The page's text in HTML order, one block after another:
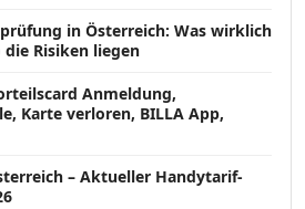
in Österreich: Was wirklich
Risiken liegen
Anmeldung,
Karte verloren, BILLA App,
– Aktueller Handytarif-